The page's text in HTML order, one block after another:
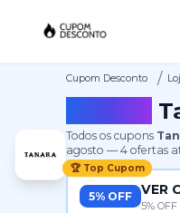
Cupom Desconto /
Todos os cupons
agosto —4 ofertas
🏆 Top Cupom
5% OFF VER
5%